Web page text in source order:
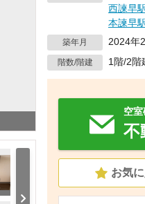
西諫早
本諫早
築年月 2024年
階数/階建 1階/2階
空
不
お気